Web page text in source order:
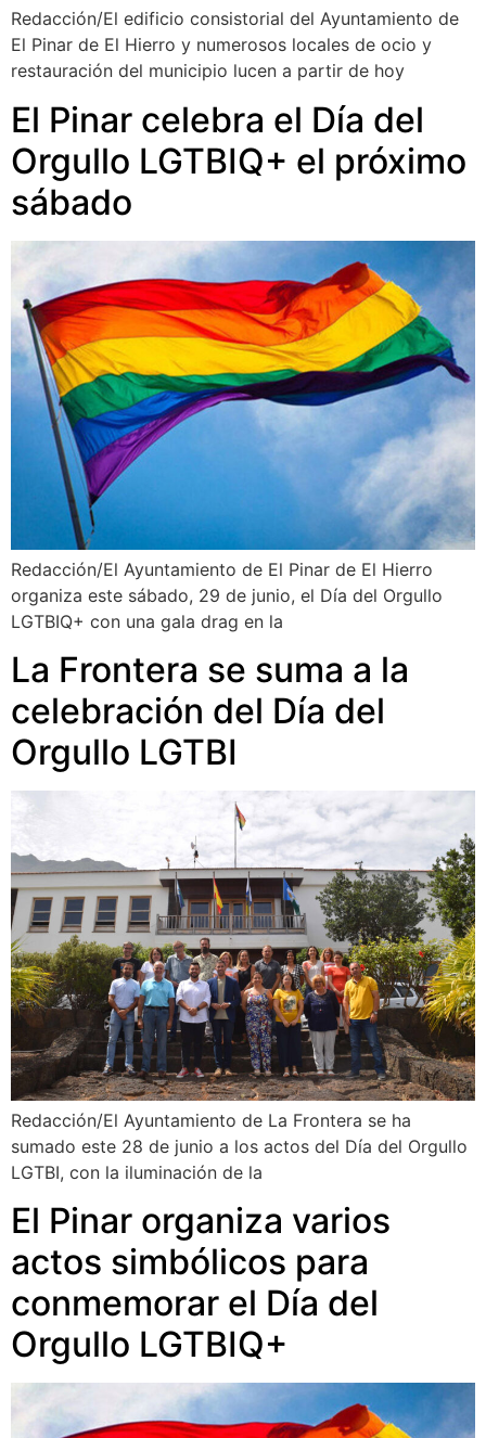
Redacción/El edificio consistorial del Ayuntamiento de
El Pinar de El Hierro y numerosos locales de ocio y
restauración del municipio lucen a partir de hoy
El Pinar celebra el Día del
Orgullo LGTBIQ+ el próximo
sábado
Redacción/El Ayuntamiento de El Pinar de El Hierro
organiza este sábado, 29 de junio, el Día del Orgullo
LGTBIQ+ con una gala drag en la
La Frontera se suma a la
celebración del Día del
Orgullo LGTBI
Redacción/El Ayuntamiento de La Frontera se ha
sumado este 28 de junio a los actos del Día del Orgullo
LGTBI, con la iluminación de la
El Pinar organiza varios
actos simbólicos para
conmemorar el Día del
Orgullo LGTBIQ+